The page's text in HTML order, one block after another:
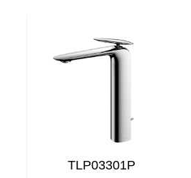
TLP03301P